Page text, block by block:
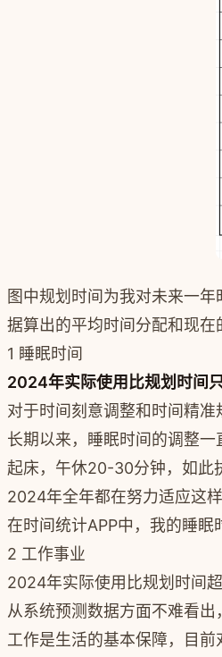
图中规划时间为我对未来一
据算出的平均时间分配和现在
1 睡眠时间
2024年实际使用比规划时间
对于时间刻意调整和时间精
长期以来，睡眠时间的调整
起床，午休20-30分钟，如此
2024年全年都在努力适应这
在时间统计APP中，我的睡眠
2 工作事业
2024年实际使用比规划时间
从系统预测数据方面不难看
工作是生活的基本保障，目